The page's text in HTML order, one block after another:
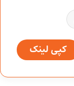
کپی لینک